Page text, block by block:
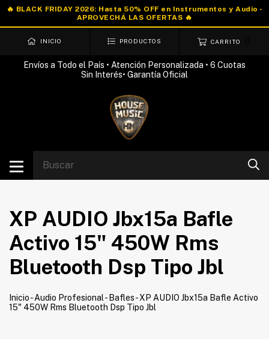
INICIO PRODUCTOS CARRITO
Envíos a Todo el País • Atención Personalizada • 6 Cuotas
Sin Interés• Garantía Oficial
XP AUDIO Jbx15a Bafle
Activo 15" 450W Rms
Bluetooth Dsp Tipo Jbl
Inicio- Audio Profesional- Bafles- XP AUDIO Jbx15a Bafle Activo
15" 450W Rms Bluetooth Dsp Tipo Jbl